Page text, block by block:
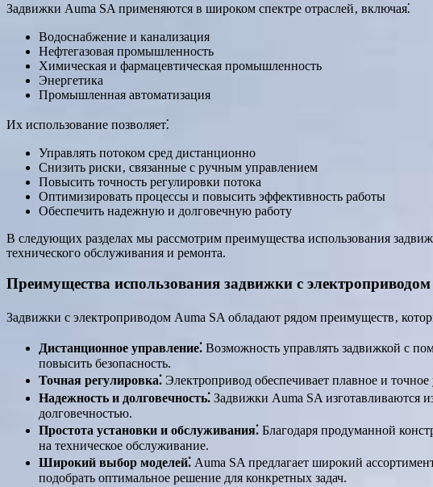
Задвижки Auma SA применяются в широком спектре отраслей‚ включая⁚
Водоснабжение и канализация
Нефтегазовая промышленность
Химическая и фармацевтическая промышленность
Энергетика
Промышленная автоматизация
Их использование позволяет⁚
Управлять потоком сред дистанционно
Снизить риски‚ связанные с ручным управлением
Повысить точность регулировки потока
Оптимизировать процессы и повысить эффективность работы
Обеспечить надежную и долговечную работу
В следующих разделах мы рассмотрим преимущества использования
технического обслуживания и ремонта.
Преимущества использования задвижки с
Задвижки с электроприводом Auma SA обладают рядом преимуществ‚
Дистанционное управление⁚ Возможность управлять задвижкой с
повысить безопасность.
Точная регулировка⁚ Электропривод обеспечивает плавное и
Надежность и долговечность⁚ Задвижки Auma SA изготавливаются
долговечностью.
Простота установки и обслуживания⁚ Благодаря продуманной
на техническое обслуживание.
Широкий выбор моделей⁚ Auma SA предлагает широкий
подобрать оптимальное решение для конкретных задач.